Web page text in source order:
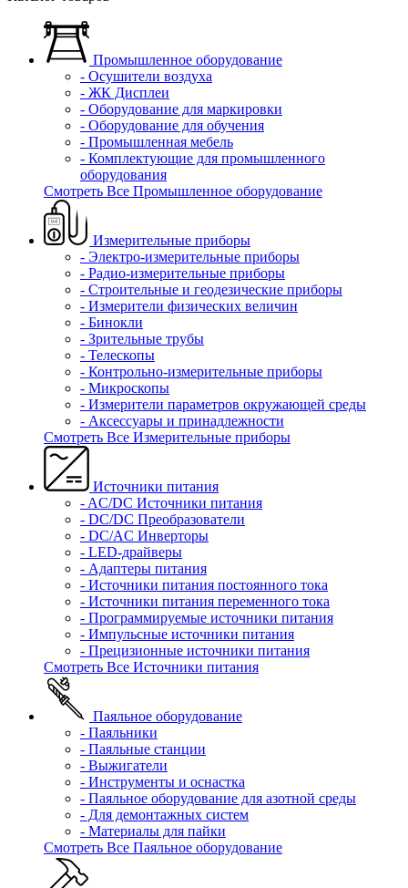
Промышленное оборудование
- Осушители воздуха
- ЖК Дисплеи
- Оборудование для маркировки
- Оборудование для обучения
- Промышленная мебель
- Комплектующие для промышленного
оборудования
Смотреть Все Промышленное оборудование
Измерительные приборы
- Электро-измерительные приборы
- Радио-измерительные приборы
- Строительные и геодезические приборы
- Измерители физических величин
- Бинокли
- Зрительные трубы
- Телескопы
- Контрольно-измерительные приборы
- Микроскопы
- Измерители параметров окружающей среды
- Аксессуары и принадлежности
Смотреть Все Измерительные приборы
Источники питания
- AC/DC Источники питания
- DC/DC Преобразователи
- DC/AC Инверторы
- LED-драйверы
- Адаптеры питания
- Источники питания постоянного тока
- Источники питания переменного тока
- Программируемые источники питания
- Импульсные источники питания
- Прецизионные источники питания
Смотреть Все Источники питания
Паяльное оборудование
- Паяльники
- Паяльные станции
- Выжигатели
- Инструменты и оснастка
- Паяльное оборудование для азотной среды
- Для демонтажных систем
- Материалы для пайки
Смотреть Все Паяльное оборудование